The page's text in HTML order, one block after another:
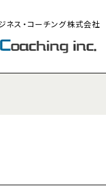
ネス・コーチング株式会社